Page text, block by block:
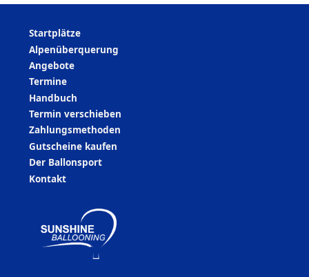
Startplätze
Alpenüberquerung
Angebote
Termine
Handbuch
Termin verschieben
Zahlungsmethoden
Gutscheine kaufen
Der Ballonsport
Kontakt